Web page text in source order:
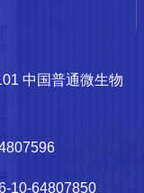
中国普通微生物
10-64807850